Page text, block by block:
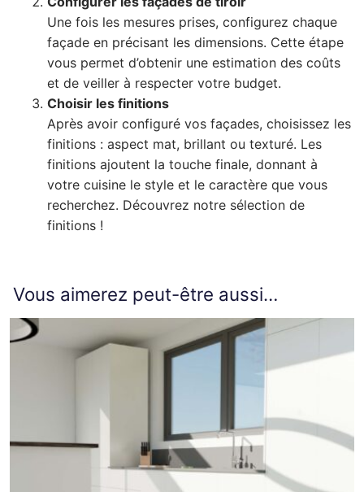
Une fois les mesures prises, configurez chaque
façade en précisant les dimensions. Cette étape
vous permet d’obtenir une estimation des coûts
et de veiller à respecter votre budget.
Choisir les finitions
Après avoir configuré vos façades, choisissez les
finitions : aspect mat, brillant ou texturé. Les
finitions ajoutent la touche finale, donnant à
votre cuisine le style et le caractère que vous
recherchez. Découvrez notre sélection de
finitions !
Vous aimerez peut-être aussi…